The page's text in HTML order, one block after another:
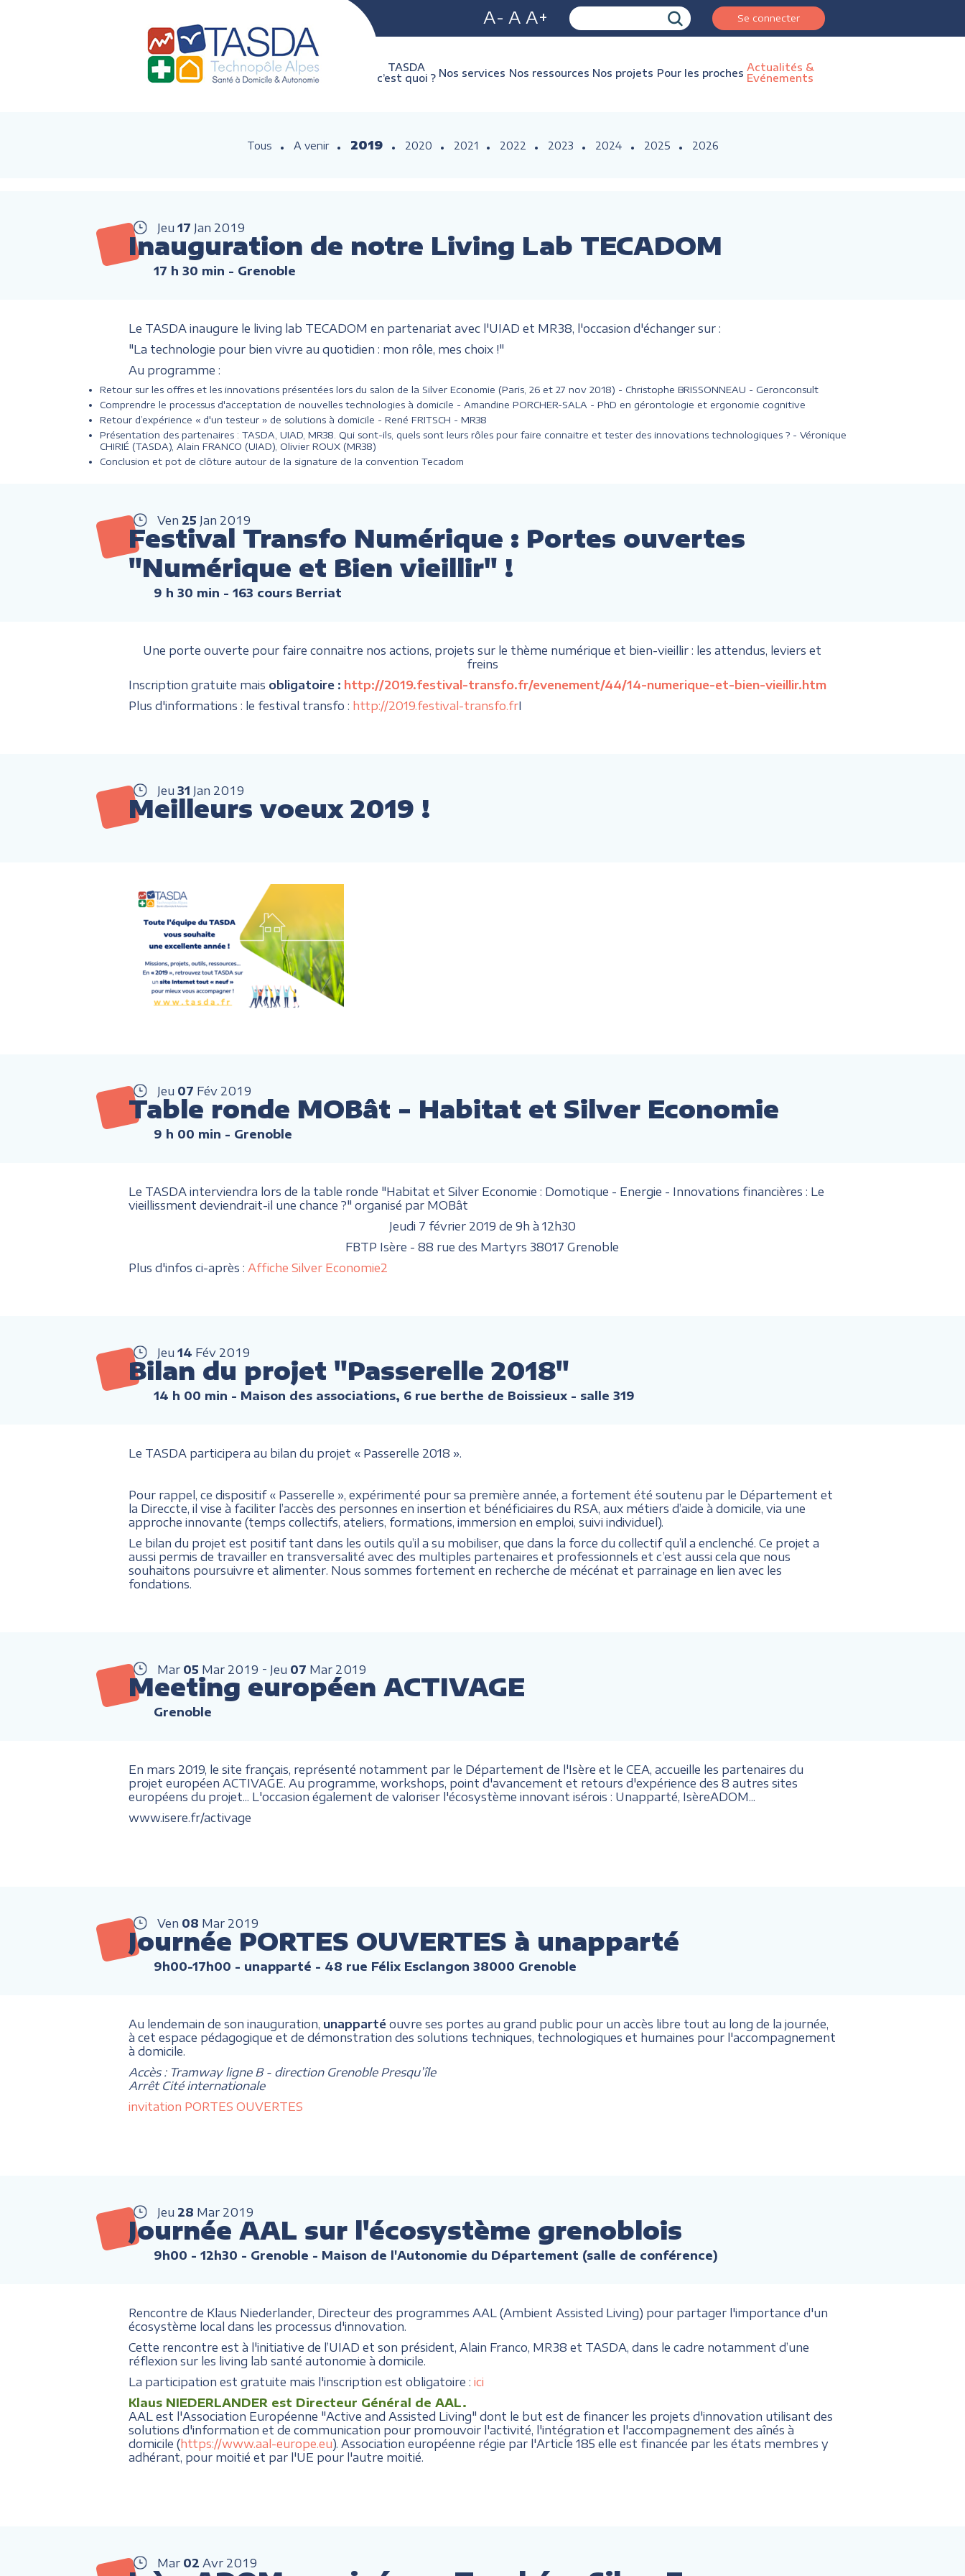
A- A A+ Se connecter
TASDA
c’est quoi ? Nos services Nos ressources Nos projets Pour les proches Actualités &
Evénements
Tous A venir 2019 2020 2021 2022 2023 2024 2025 2026
Jeu 17 Jan 2019
Inauguration de notre Living Lab TECADOM
17 h 30 min - Grenoble
Le TASDA inaugure le living lab TECADOM en partenariat avec l'UIAD et MR38, l'occasion d'échanger sur :
"La technologie pour bien vivre au quotidien : mon rôle, mes choix !"
Au programme :
Retour sur les offres et les innovations présentées lors du salon de la Silver Economie (Paris, 26 et 27 nov 2018) - Christophe BRISSONNEAU - Geronconsult
Comprendre le processus d'acceptation de nouvelles technologies à domicile - Amandine PORCHER-SALA - PhD en gérontologie et ergonomie cognitive
Retour d’expérience « d'un testeur » de solutions à domicile - René FRITSCH - MR38
Présentation des partenaires : TASDA, UIAD, MR38. Qui sont-ils, quels sont leurs rôles pour faire connaitre et tester des innovations technologiques ? - Véronique
CHIRIÉ (TASDA), Alain FRANCO (UIAD), Olivier ROUX (MR38)
Conclusion et pot de clôture autour de la signature de la convention Tecadom
Ven 25 Jan 2019
Festival Transfo Numérique : Portes ouvertes
"Numérique et Bien vieillir" !
9 h 30 min - 163 cours Berriat
Une porte ouverte pour faire connaitre nos actions, projets sur le thème numérique et bien-vieillir : les attendus, leviers et
freins
Inscription gratuite mais obligatoire : http://2019.festival-transfo.fr/evenement/44/14-numerique-et-bien-vieillir.htm
Plus d'informations : le festival transfo : http://2019.festival-transfo.frI
Jeu 31 Jan 2019
Meilleurs voeux 2019 !
Jeu 07 Fév 2019
Table ronde MOBât - Habitat et Silver Economie
9 h 00 min - Grenoble
Le TASDA interviendra lors de la table ronde "Habitat et Silver Economie : Domotique - Energie - Innovations financières : Le
vieillissment deviendrait-il une chance ?" organisé par MOBât
Jeudi 7 février 2019 de 9h à 12h30
FBTP Isère - 88 rue des Martyrs 38017 Grenoble
Plus d'infos ci-après : Affiche Silver Economie2
Jeu 14 Fév 2019
Bilan du projet "Passerelle 2018"
14 h 00 min - Maison des associations, 6 rue berthe de Boissieux - salle 319
Le TASDA participera au bilan du projet « Passerelle 2018 ».
Pour rappel, ce dispositif « Passerelle », expérimenté pour sa première année, a fortement été soutenu par le Département et
la Direccte, il vise à faciliter l’accès des personnes en insertion et bénéficiaires du RSA, aux métiers d’aide à domicile, via une
approche innovante (temps collectifs, ateliers, formations, immersion en emploi, suivi individuel).
Le bilan du projet est positif tant dans les outils qu’il a su mobiliser, que dans la force du collectif qu’il a enclenché. Ce projet a
aussi permis de travailler en transversalité avec des multiples partenaires et professionnels et c’est aussi cela que nous
souhaitons poursuivre et alimenter. Nous sommes fortement en recherche de mécénat et parrainage en lien avec les
fondations.
Mar 05 Mar 2019 Jeu 07 Mar 2019
Meeting européen ACTIVAGE
Grenoble
En mars 2019, le site français, représenté notamment par le Département de l'Isère et le CEA, accueille les partenaires du
projet européen ACTIVAGE. Au programme, workshops, point d'avancement et retours d'expérience des 8 autres sites
européens du projet... L'occasion également de valoriser l'écosystème innovant isérois : Unapparté, IsèreADOM...
www.isere.fr/activage
Ven 08 Mar 2019
Journée PORTES OUVERTES à unapparté
9h00-17h00 - unapparté - 48 rue Félix Esclangon 38000 Grenoble
Au lendemain de son inauguration, unappartéouvre ses portes au grand public pour un accès libre tout au long de la journée,
à cet espace pédagogique et de démonstration des solutions techniques, technologiques et humaines pour l'accompagnement
à domicile.
Accès : Tramway ligne B - direction Grenoble Presqu’île
Arrêt Cité internationale
invitation PORTES OUVERTES
Jeu 28 Mar 2019
Journée AAL sur l'écosystème grenoblois
9h00 - 12h30 - Grenoble - Maison de l'Autonomie du Département (salle de conférence)
Rencontre de Klaus Niederlander, Directeur des programmes AAL (Ambient Assisted Living) pour partager l'importance d'un
écosystème local dans les processus d'innovation.
Cette rencontre est à l'initiative de l’UIAD et son président, Alain Franco, MR38 et TASDA, dans le cadre notamment d’une
réflexion sur les living lab santé autonomie à domicile.
La participation est gratuite mais l'inscription est obligatoire : ici
Klaus NIEDERLANDER est Directeur Général de AAL.
AAL est l'Association Européenne "Active and Assisted Living" dont le but est de financer les projets d'innovation utilisant des
solutions d'information et de communication pour promouvoir l'activité, l'intégration et l'accompagnement des aînés à
domicile (https://www.aal-europe.eu). Association européenne régie par l'Article 185 elle est financée par les états membres y
adhérant, pour moitié et par l'UE pour l'autre moitié.
Mar 02 Avr 2019